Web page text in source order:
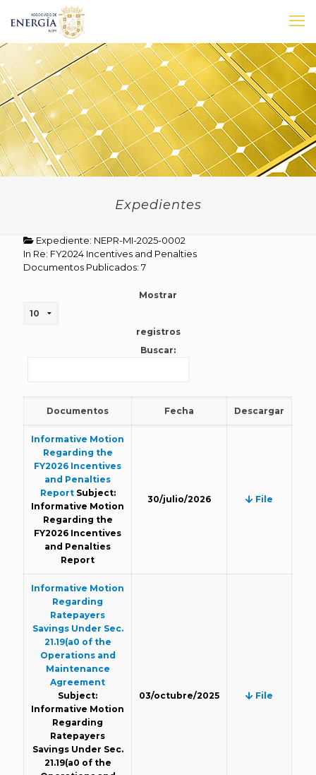
Expedientes
Expediente: NEPR-MI-2025-0002
In Re: FY2024 Incentives and Penalties
Documentos Publicados: 7
Mostrar
registros
Buscar:
Documentos Fecha Descargar
Informative Motion
Regarding the
FY2026 Incentives
and Penalties
Report Subject:
Informative Motion
Regarding the
FY2026 Incentives
and Penalties
Report
30/julio/2026 File
Informative Motion
Regarding
Ratepayers
Savings Under Sec.
21.19(a0 of the
Operations and
Maintenance
Agreement
Subject:
Informative Motion
Regarding
Ratepayers
Savings Under Sec.
21.19(a0 of the
03/octubre/2025 File